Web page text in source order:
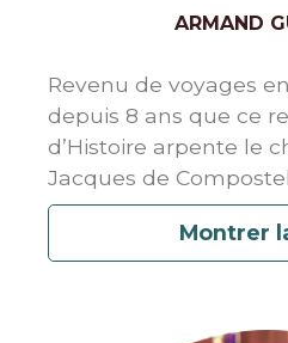
ARMAND
Revenu de voyages
depuis 8 ans que ce
d’Histoire arpente le
Jacques de
Montrer